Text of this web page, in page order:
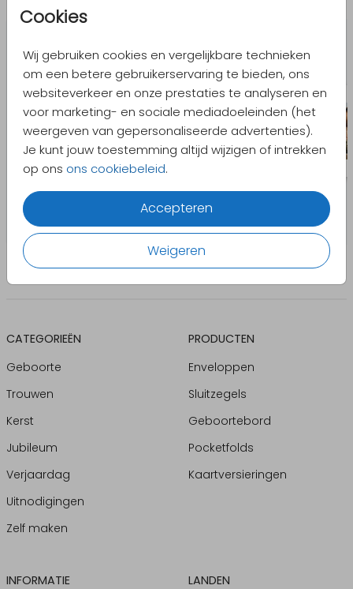
Cookies
Wij gebruiken cookies en vergelijkbare technieken
om een betere gebruikerservaring te bieden, ons
websiteverkeer en onze prestaties te analyseren en
voor marketing- en sociale mediadoeleinden (het
weergeven van gepersonaliseerde advertenties).
Je kunt jouw toestemming altijd wijzigen of intrekken
op ons ons cookiebeleid.
Accepteren
Weigeren
CATEGORIEËN
Geboorte
Trouwen
Kerst
Jubileum
Verjaardag
Uitnodigingen
Zelf maken
PRODUCTEN
Enveloppen
Sluitzegels
Geboortebord
Pocketfolds
Kaartversieringen
INFORMATIE
LANDEN